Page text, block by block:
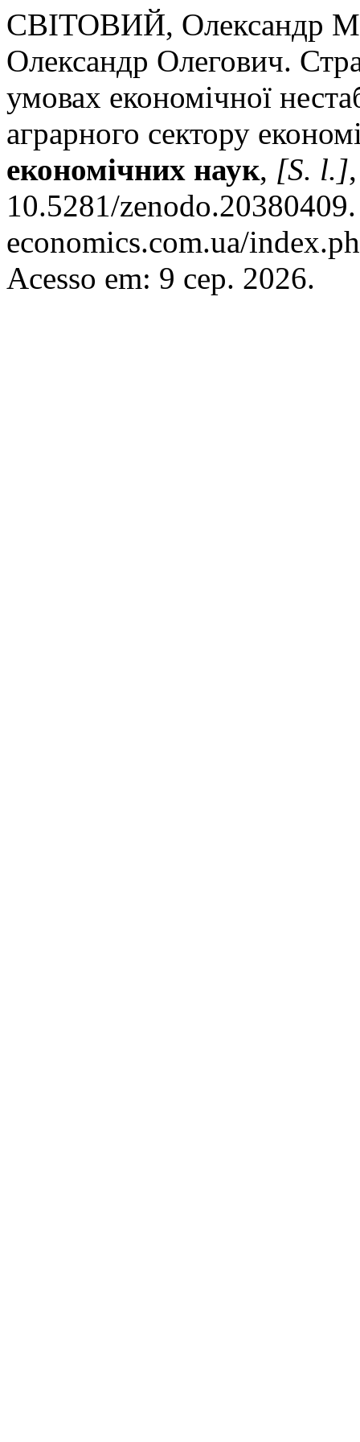
СВІТОВИЙ, Олександр
Олександр Олегович.
умовах економічної
аграрного сектору
економічних наук, [S. l.]
10.5281/
economics.com.ua/
Acesso em: 9 сер. 2026.